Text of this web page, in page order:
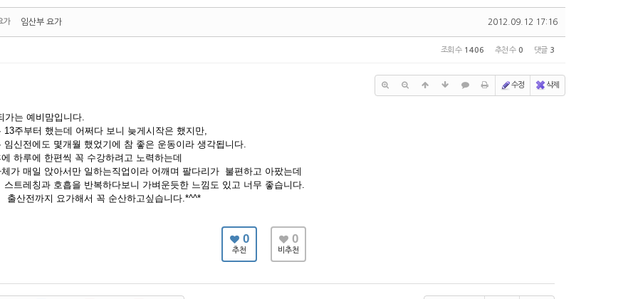
가 2012.09.12 17:16
임산부 요가
조회 수 1406 추천 수 0 댓글 3
수정 삭제
가는 예비맘입니다.
13주부터 했는데 어쩌다 보니 늦게시작은 했지만,
임신전에도 몇개월 했었기에 참 좋은 운동이라 생각됩니다.
하루에 한편씩 꼭 수강하려고 노력하는데
가 매일 앉아서만 일하는직업이라 어깨며 팔다리가 불편하고 아팠는데
스트레칭과 호흡을 반복하다보니 가벼운듯한 느낌도 있고 너무 좋습니다.
출산전까지 요가해서 꼭 순산하고싶습니다.*^^*
0
추천
0
비추천